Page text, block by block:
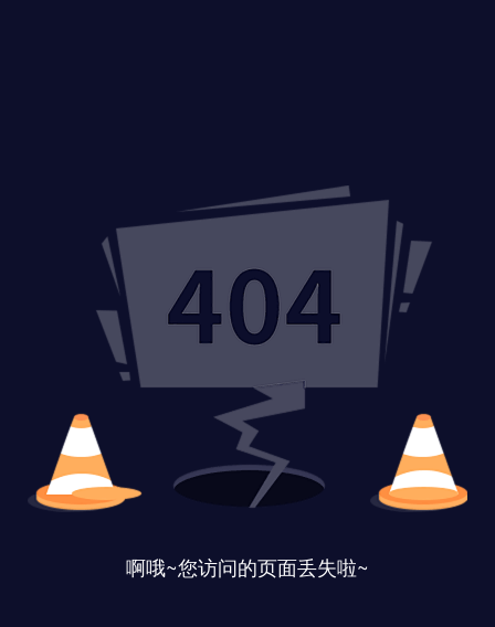
啊哦~您访问的页面丢失啦~